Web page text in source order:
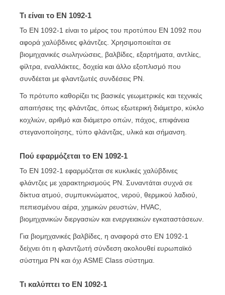
Συχνές ερωτήσεις για το EN 1092-1
Το EN 1092-1 αφορά μόνο βαλβίδες;
Τι σημαίνει PN σε μια φλάντζα;
Είναι συμβατή μια φλάντζα EN 1092-1 με ASME
Class φλάντζα;
Το EN 1092-1 καθορίζει το μήκος της βαλβίδας;
Τι είναι το EN 1092-1
Το EN 1092-1 είναι το μέρος του προτύπου EN 1092 που
αφορά χαλύβδινες φλάντζες. Χρησιμοποιείται σε
βιομηχανικές σωληνώσεις, βαλβίδες, εξαρτήματα, αντλίες,
φίλτρα, εναλλάκτες, δοχεία και άλλο εξοπλισμό που
συνδέεται με φλαντζωτές συνδέσεις PN.
Το πρότυπο καθορίζει τις βασικές γεωμετρικές και τεχνικές
απαιτήσεις της φλάντζας, όπως εξωτερική διάμετρο, κύκλο
κοχλιών, αριθμό και διάμετρο οπών, πάχος, επιφάνεια
στεγανοποίησης, τύπο φλάντζας, υλικά και σήμανση.
Πού εφαρμόζεται το EN 1092-1
Το EN 1092-1 εφαρμόζεται σε κυκλικές χαλύβδινες
φλάντζες με χαρακτηρισμούς PN. Συναντάται συχνά σε
δίκτυα ατμού, συμπυκνώματος, νερού, θερμικού λαδιού,
πεπιεσμένου αέρα, χημικών ρευστών, HVAC,
βιομηχανικών διεργασιών και ενεργειακών εγκαταστάσεων.
Για βιομηχανικές βαλβίδες, η αναφορά στο EN 1092-1
δείχνει ότι η φλαντζωτή σύνδεση ακολουθεί ευρωπαϊκό
σύστημα PN και όχι ASME Class σύστημα.
Τι καλύπτει το EN 1092-1